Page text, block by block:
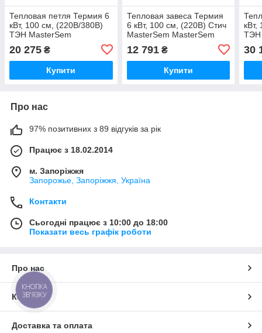
Тепловая петля Термия 6
кВт, 100 см, (220В/380В)
ТЭН MasterSem
20 275 ₴
Купити
Тепловая завеса Термия
6 кВт, 100 см, (220В) Стич
MasterSem MasterSem
12 791₴
Купити
ТЭН
30
Про нас
97% позитивних з 89 відгуків за рік
Працює з 18.02.2014
м. Запоріжжя
Запорожье, Запоріжжя, Україна
Контакти
Сьогодні працює з 10:00 до 18:00
Показати весь графік роботи
Про нас
Контакти
Доставка та оплата
КНОПКА
ЗВ'ЯЗКУ